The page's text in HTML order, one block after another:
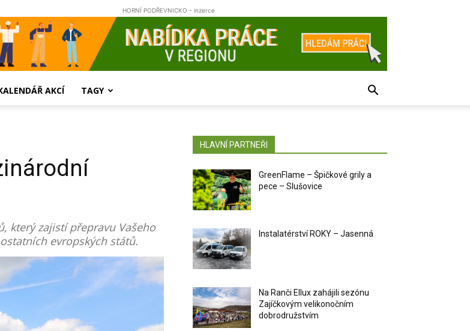
HORNÍ PODŘEVNICKO - inzerce
AKCÍ TAGY
který zajistí přepravu Vašeho
evropských států.
HLAVNÍ PARTNEŘI
GreenFlame – Špičkové grily a
pece – Slušovice
Instalatérství ROKY – Jasenná
Na Ranči Ellux zahájili sezónu
Zajíčkovým velikonočním
dobrodružstvím